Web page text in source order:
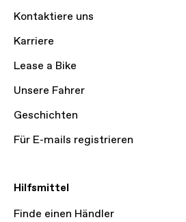
Kontaktiere uns
Karriere
Lease a Bike
Unsere Fahrer
Geschichten
Für E-mails registrieren
Hilfsmittel
Finde einen Händler